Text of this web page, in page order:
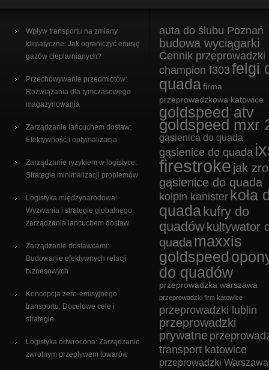
Wpływ transportu na zmiany
klimatyczne: Jak ograniczyć emisję
gazów cieplarnianych?
Przechowywanie przedmiotów:
Rozwiązania dla tymczasowego
magazynowania
Zarządzanie łańcuchem dostaw:
Efektywność i optymalizacja
Zarządzanie ryzykiem w logistyce:
Strategie minimalizacji problemów
Logistyka międzynarodowa:
Wyzwania i strategie globalnego
zarządzania łańcuchem dostaw
Zarządzanie dostawcami:
Budowanie efektywnych relacji
biznesowych
Koncepcja zero-emisyjnego
transportu: Docelowe cele i
strategie
Logistyka odwrócona: Zarządzanie
zwrotnym przepływem towarów
auta do ślubu Poznań
budowa wyciągarki
Cennik przeprowadzki
champion f303 felgi
quada firma
przeprowadzkowa katowice
goldspeed atv
goldspeed mxr
gąsienica do quada
gąsienice do quada
firestroke jak
gąsienice do quada
kolpin kanister koła
quada kufry do
quadów kultywator
quada maxxis
goldspeed
do quadów
przeprowadzka warszawa
przeprowadzki firm katowice
przeprowadzki lublin
przeprowadzki
prywatne
transport katowice
przeprowadzki Warszawa